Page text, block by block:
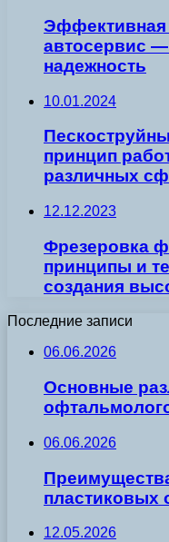
Эффективная
автосервис —
надежность
10.01.2024
принцип
различных
12.12.2023
Фрезеровка
принципы и
создания
Последние записи
06.06.2026
Основные
06.06.2026
пластиковых
12.05.2026